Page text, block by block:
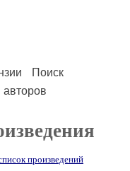
Поиск
авторов
произведений